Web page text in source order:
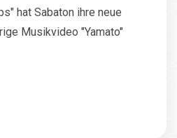
hat Sabaton ihre neue
Musikvideo "Yamato"